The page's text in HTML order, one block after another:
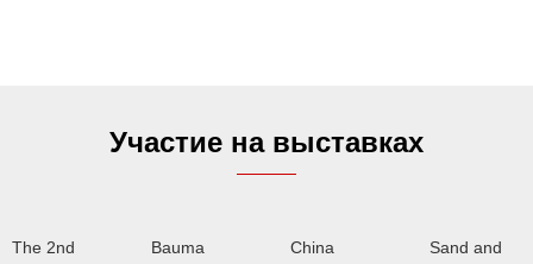
Участие на выставках
The 2nd
Bauma
China
Sand and